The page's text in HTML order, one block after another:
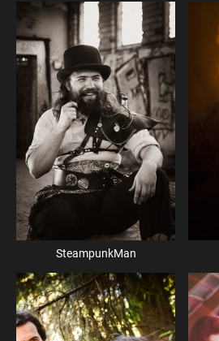
SteampunkMan